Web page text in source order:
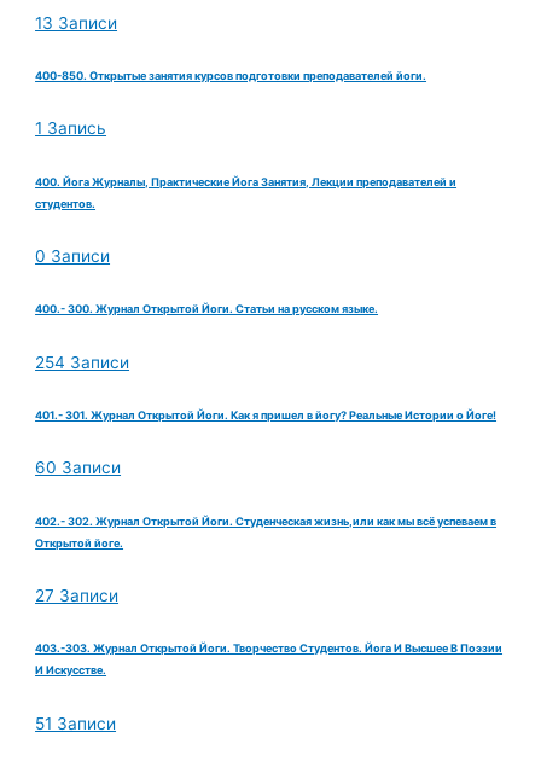
13 Записи
400-850. Открытые занятия курсов подготовки преподавателей йоги.
1 Запись
400. Йога Журналы, Практические Йога Занятия, Лекции преподавателей и
студентов.
0 Записи
400.- 300. Журнал Открытой Йоги. Статьи на русском языке.
254 Записи
401.- 301. Журнал Открытой Йоги. Как я пришел в йогу? Реальные Истории о Йоге!
60 Записи
402.- 302. Журнал Открытой Йоги. Студенческая жизнь,или как мы всё успеваем в
Открытой йоге.
27 Записи
403.-303. Журнал Открытой Йоги. Творчество Студентов. Йога И Высшее В Поэзии
И Искусстве.
51 Записи